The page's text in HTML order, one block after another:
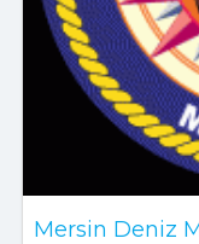
Mersin Deniz